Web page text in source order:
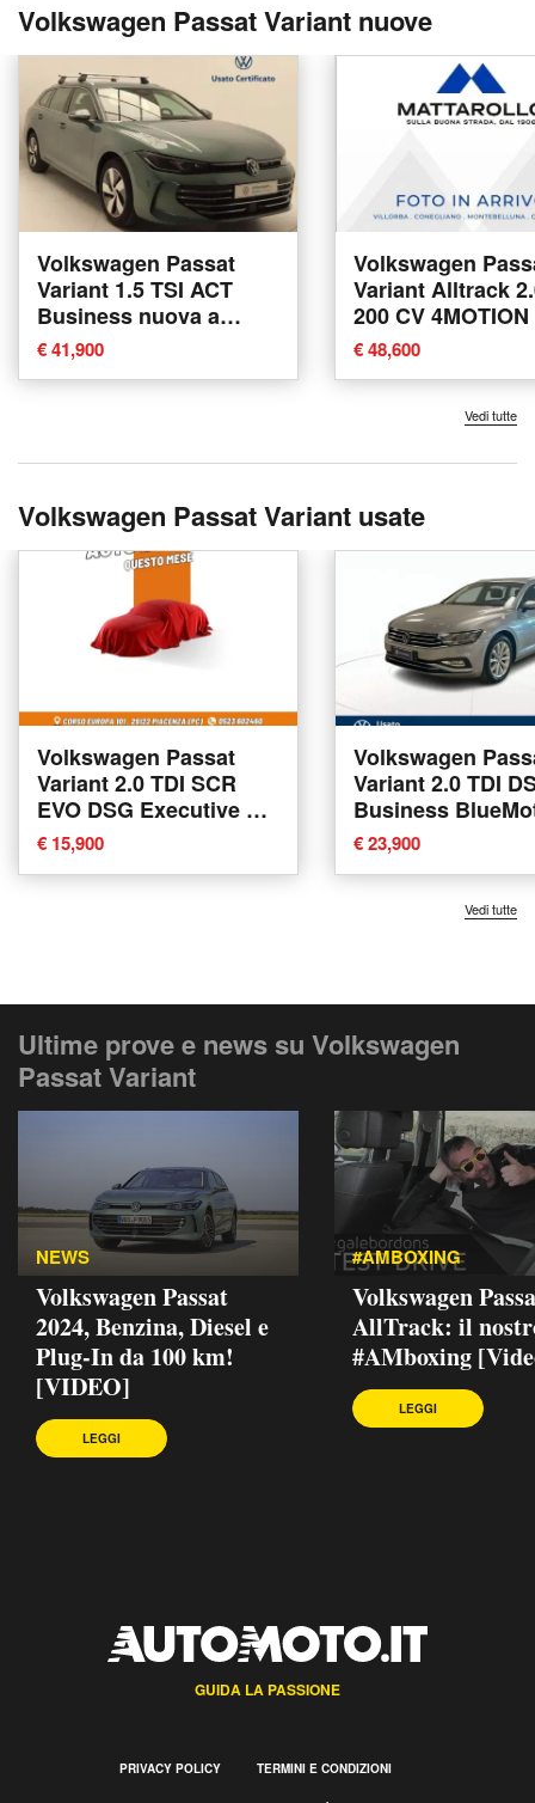
Volkswagen Passat Variant nuove
Volkswagen Passat
Variant 1.5 TSI ACT
Business nuova a
Pratola Serra
€ 41,900
Volkswagen
Variant Alltrack
200 CV
nuova a Villorba
€ 48,600
Vedi tutte
Volkswagen Passat Variant usate
Volkswagen Passat
Variant 2.0 TDI SCR
EVO DSG Executive del
2020 usata a Piacenza
€ 15,900
Volkswagen
Variant 2.0 TDI
Business
Tech del 2024
Arzignano
€ 23,900
Vedi tutte
Ultime prove e news su Volkswagen
Passat Variant
NEWS
Volkswagen Passat
2024, Benzina, Diesel e
Plug-In da 100 km!
[VIDEO]
LEGGI
#AMBOXING
Volkswagen
AllTrack: il
#AMboxing
LEGGI
GUIDA LA PASSIONE
PRIVACY POLICY TERMINI E CONDIZIONI